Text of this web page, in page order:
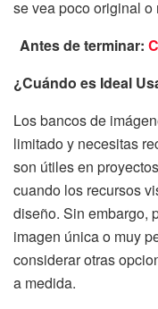
se vea poco original o
Antes de terminar:
¿Cuándo es Ideal
Los bancos de
limitado y necesitas
son útiles en
cuando los recursos
diseño. Sin embargo,
imagen única o muy
considerar otras
a medida.